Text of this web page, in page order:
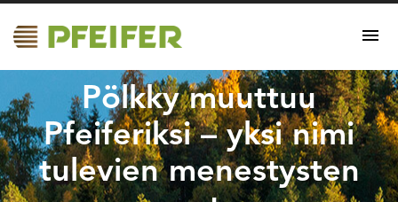
Pölkky muuttuu
Pfeiferiksi – yksi nimi
tulevien menestysten